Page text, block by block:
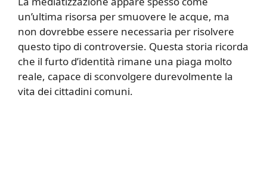
un’ultima risorsa per smuovere le acque, ma
non dovrebbe essere necessaria per risolvere
questo tipo di controversie. Questa storia ricorda
che il furto d’identità rimane una piaga molto
reale, capace di sconvolgere durevolmente la
vita dei cittadini comuni.